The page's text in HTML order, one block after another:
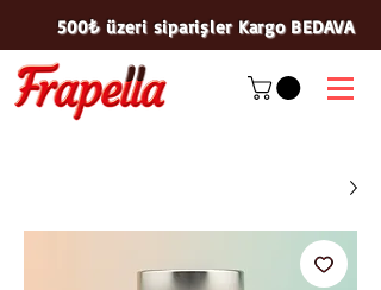
500₺ üzeri siparişler Kargo BEDAVA